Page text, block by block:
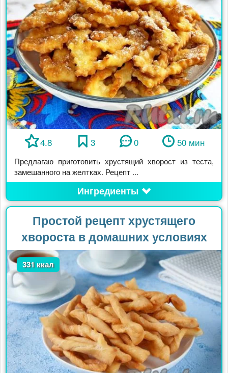
4.8 3 0 50 мин
Предлагаю приготовить хрустящий хворост из теста,
замешанного на желтках. Рецепт ...
Ингредиенты
Простой рецепт хрустящего
хвороста в домашних условиях
331 ккал